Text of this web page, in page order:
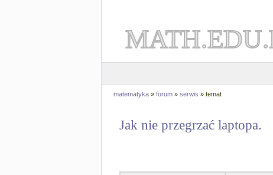
matematyka » forum » serwis » temat
Jak nie przegrzać laptopa.